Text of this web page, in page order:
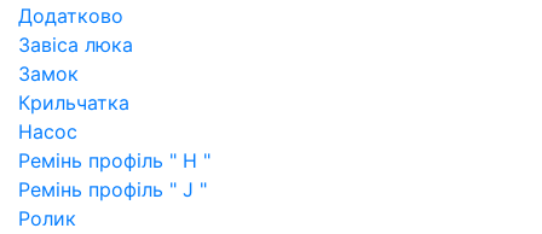
Додатково
Завіса люка
Замок
Крильчатка
Насос
Ремінь профіль " H "
Ремінь профіль " J "
Ролик